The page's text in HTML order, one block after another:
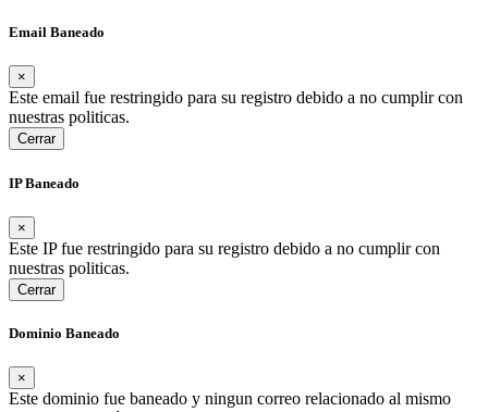
Email Baneado
×
Este email fue restringido para su registro debido a no cumplir con
nuestras politicas.
Cerrar
IP Baneado
×
Este IP fue restringido para su registro debido a no cumplir con
nuestras politicas.
Cerrar
Dominio Baneado
×
Este dominio fue baneado y ningun correo relacionado al mismo